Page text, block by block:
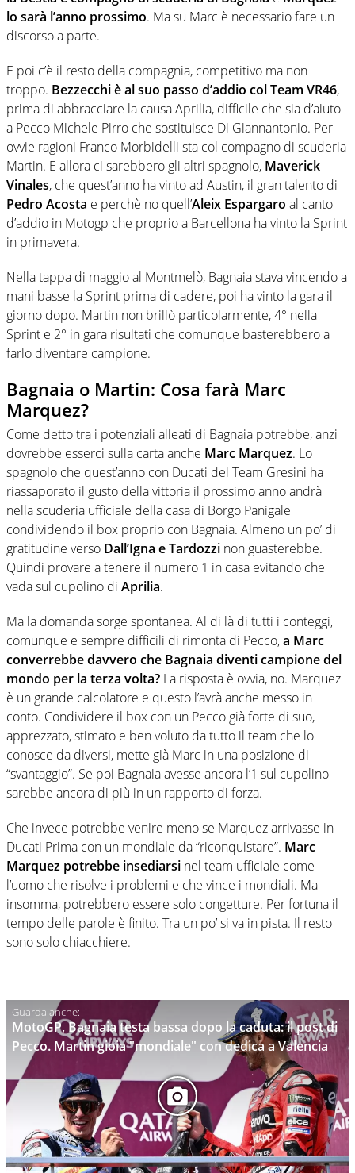
lo sarà l’anno prossimo. Ma su Marc è necessario fare un
discorso a parte.
E poi c’è il resto della compagnia, competitivo ma non
troppo. Bezzecchi è al suo passo d’addio col Team VR46,
prima di abbracciare la causa Aprilia, difficile che sia d’aiuto
a Pecco Michele Pirro che sostituisce Di Giannantonio. Per
ovvie ragioni Franco Morbidelli sta col compagno di scuderia
Martin. E allora ci sarebbero gli altri spagnolo, Maverick
Vinales, che quest’anno ha vinto ad Austin, il gran talento di
Pedro Acosta e perchè no quell’Aleix Espargaro al canto
d’addio in Motogp che proprio a Barcellona ha vinto la Sprint
in primavera.
Nella tappa di maggio al Montmelò, Bagnaia stava vincendo a
mani basse la Sprint prima di cadere, poi ha vinto la gara il
giorno dopo. Martin non brillò particolarmente, 4° nella
Sprint e 2° in gara risultati che comunque basterebbero a
farlo diventare campione.
Bagnaia o Martin: Cosa farà Marc
Marquez?
Come detto tra i potenziali alleati di Bagnaia potrebbe, anzi
dovrebbe esserci sulla carta anche Marc Marquez. Lo
spagnolo che quest’anno con Ducati del Team Gresini ha
riassaporato il gusto della vittoria il prossimo anno andrà
nella scuderia ufficiale della casa di Borgo Panigale
condividendo il box proprio con Bagnaia. Almeno un po’ di
gratitudine verso Dall’Igna e Tardozzi non guasterebbe.
Quindi provare a tenere il numero 1 in casa evitando che
vada sul cupolino di Aprilia.
Ma la domanda sorge spontanea. Al di là di tutti i conteggi,
comunque e sempre difficili di rimonta di Pecco,a Marc
converrebbe davvero che Bagnaia diventi campione del
mondo per la terza volta? La risposta è ovvia, no. Marquez
è un grande calcolatore e questo l’avrà anche messo in
conto. Condividere il box con un Pecco già forte di suo,
apprezzato, stimato e ben voluto da tutto il team che lo
conosce da diversi, mette già Marc in una posizione di
“svantaggio”. Se poi Bagnaia avesse ancora l’1 sul cupolino
sarebbe ancora di più in un rapporto di forza.
Che invece potrebbe venire meno se Marquez arrivasse in
Ducati Prima con un mondiale da “riconquistare”. Marc
Marquez potrebbe insediarsi nel team ufficiale come
l’uomo che risolve i problemi e che vince i mondiali. Ma
insomma, potrebbero essere solo congetture. Per fortuna il
tempo delle parole è finito. Tra un po’ si va in pista. Il resto
sono solo chiacchiere.
MotoGP, Bagnaia testa bassa dopo la caduta: il post di
Pecco. Martin gioia "mondiale" con dedica a Valencia